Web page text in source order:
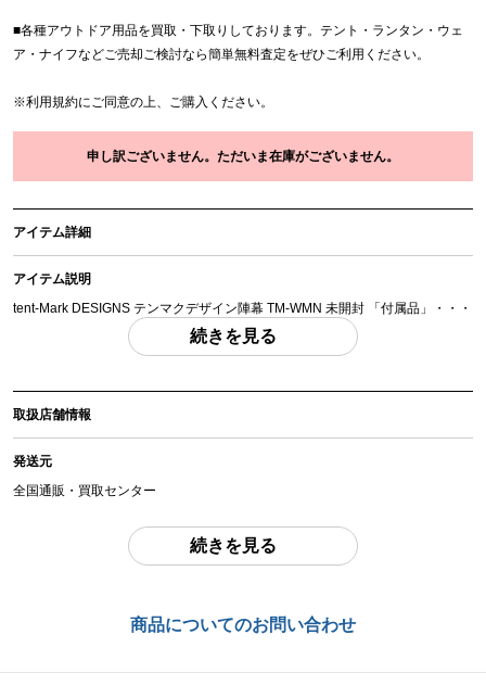
■各種アウトドア用品を買取・下取りしております。テント・ランタン・ウェ
ア・ナイフなどご売却ご検討なら簡単無料査定をぜひご利用ください。
※利用規約にご同意の上、ご購入ください。
申し訳ございません。ただいま在庫がございません。
アイテム詳細
アイテム説明
tent-Mark DESIGNS テンマクデザイン陣幕 TM-WMN 未開封 「付属品」・・・
写真のものがすべてになります。
(撮影、運搬備品は除く)
アイテム状態
中古：A（使用感の少ない美品）
ください。
orb-2605302817-od-081570449
続きを見る
取扱店舗情報
発送元
全国通販・買取センター
東京都江戸川区中葛西6-10-15 2F
続きを見る
商品についてのお問い合わせ